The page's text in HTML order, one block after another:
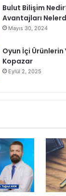
Bulut Bilişim
Avantajları
Mayıs 30, 2024
Oyun İçi Ürünlerin
Kopazar
Eylül 2, 2025